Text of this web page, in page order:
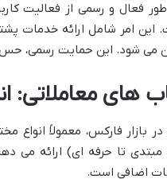
فعال و رسمی از فعالیت
این امر شامل ارائه خدمات
می شود. این حمایت رسمی، حس
های معاملاتی:
در بازار فارکس، معمولاً انواع
مبتدی تا حرفه ای) ارائه می
اضافی است.